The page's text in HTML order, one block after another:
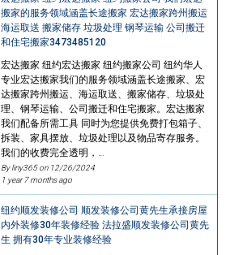
搬家的服务领域涵盖长途搬家 宏达搬家跨州搬运
海运取送 搬家储存 垃圾处理 钢琴运输 公司搬迁
和住宅搬家3473485120
宏达搬家 纽约宏达搬家 纽约搬家公司 纽约华人
专业宏达搬家我们的服务领域涵盖长途搬家、宏
达搬家跨州搬运、海运取送、搬家储存、垃圾处
理、钢琴运输、公司搬迁和住宅搬家。宏达搬家
我们配备所需工具 同时为您提供免费打包箱子、
拆装、家具摆放、垃圾处理以及物品寄存服务。
我们的收费完全透明，…
By liny365 on 12/26/2024
1 year 7 months ago
纽约顺发装修公司 顺发装修公司黄先生承接房屋
内外装修30年装修经验 法拉盛顺发装修公司黄先
生 拥有30年专业装修经验